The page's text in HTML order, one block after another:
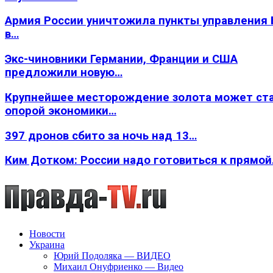
Армия России уничтожила пункты
в…
Экс-чиновники Германии, Франции и США
предложили новую…
Крупнейшее месторождение золота может
опорой экономики…
397 дронов сбито за ночь над 13…
Ким Дотком: России надо готовиться к
Новости
Украина
Юрий Подоляка — ВИДЕО
Михаил Онуфриенко — Видео